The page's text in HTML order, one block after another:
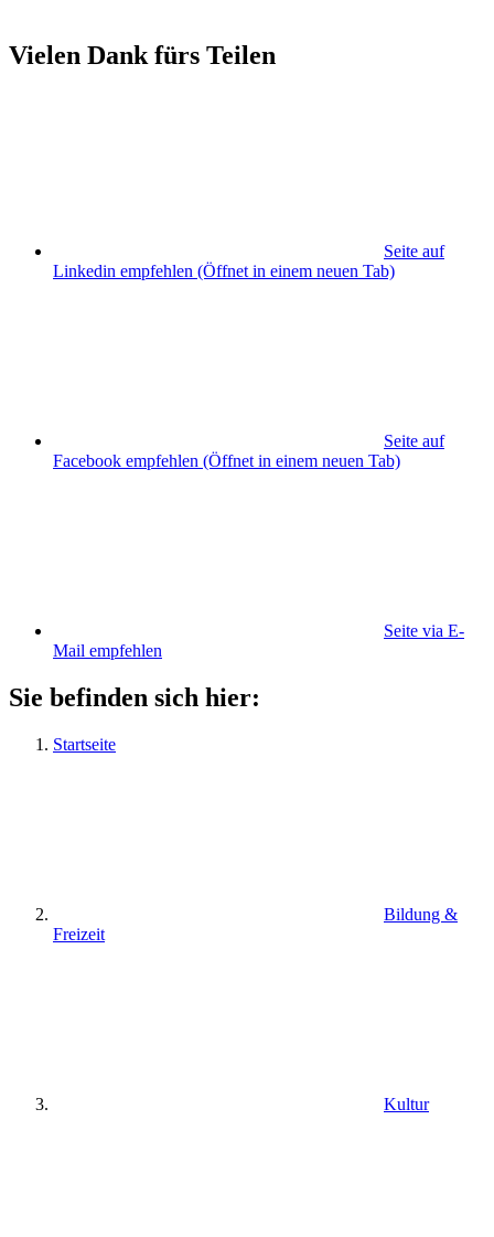
Vielen Dank fürs Teilen
Seite auf
Linkedin empfehlen (Öffnet in einem neuen Tab)
Seite auf
Facebook empfehlen (Öffnet in einem neuen Tab)
Seite via E-
Mail empfehlen
Sie befinden sich hier:
Startseite
Bildung &
Freizeit
Kultur